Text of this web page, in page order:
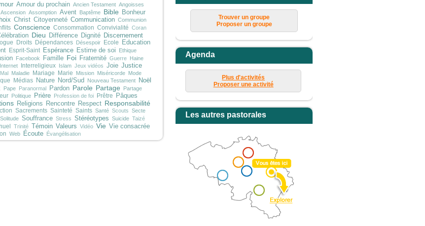
Amour du prochain Ancien Testament Angoisses
Ascension Assomption Avent Baptême Bible Bonheur
Christ Citoyenneté Communication Communion
Conscience Consommation Convivialité Coran
Dieu Différence Dignité Discernement
Droits Dépendances Désespoir Ecole Education
Esprit-Saint Espérance Estime de soi Ethique
Facebook Famille Foi Fraternité Guerre Haine
Internet Interreligieux Islam Jeux vidéos Joie Justice
Mal Maladie Mariage Marie Mission Miséricorde Mode
Médias Nature Nord/Sud Nouveau Testament Noël
Pape Paranormal Pardon Parole Partage
Partage
Politique Prière Profession de foi Prêtre Pâques
Religions Rencontre Respect Responsabilité
Sacrements Sainteté Saints Santé Scouts Secte
Solitude Souffrance Stress Stéréotypes Suicide Taizé
Trinité Témoin Valeurs Vidéo Vie Vie consacrée
Web Écoute Évangélisation
Trouver un groupe
Proposer un groupe
Agenda
Plus d'activités
Proposer une activité
Les autres pastorales